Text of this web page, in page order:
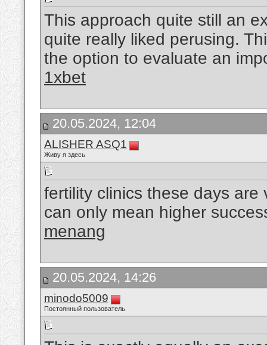
This approach quite still an
quite really liked perusing.
the option to evaluate an
1xbet
20.05.2024, 12:04
ALISHER ASQ1
Живу я здесь
fertility clinics these days
can only mean higher
menang
20.05.2024, 14:26
minodo5009
Постоянный пользователь